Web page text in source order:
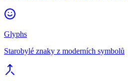
Glyphs
Starobylé znaky z moderních symbolů